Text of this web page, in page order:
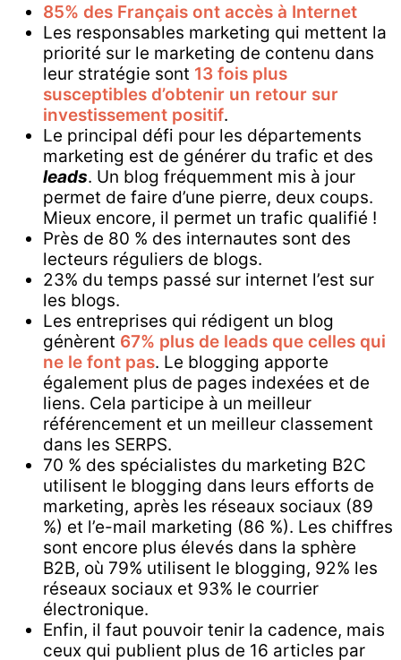
85% des Français ont accès à Internet
Les responsables marketing qui mettent la
priorité sur le marketing de contenu dans
leur stratégie sont 13 fois plus
susceptibles d’obtenir un retour sur
investissement positif.
Le principal défi pour les départements
marketing est de générer du trafic et des
leads. Un blog fréquemment mis à jour
permet de faire d’une pierre, deux coups.
Mieux encore, il permet un trafic qualifié !
Près de 80 % des internautes sont des
lecteurs réguliers de blogs.
23% du temps passé sur internet l’est sur
les blogs.
Les entreprises qui rédigent un blog
génèrent 67% plus de leads que celles qui
ne le font pas. Le blogging apporte
également plus de pages indexées et de
liens. Cela participe à un meilleur
référencement et un meilleur classement
dans les SERPS.
70 % des spécialistes du marketing B2C
utilisent le blogging dans leurs efforts de
marketing, après les réseaux sociaux (89
%) et l’e-mail marketing (86 %). Les chiffres
sont encore plus élevés dans la sphère
B2B, où 79% utilisent le blogging, 92% les
réseaux sociaux et 93% le courrier
électronique.
Enfin, il faut pouvoir tenir la cadence, mais
ceux qui publient plus de 16 articles par